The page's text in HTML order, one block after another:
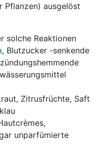
Pflanzen) ausgelöst
solche Reaktionen
, Blutzucker -senkende
Zitrusfrüchte, Saft
unparfümierte